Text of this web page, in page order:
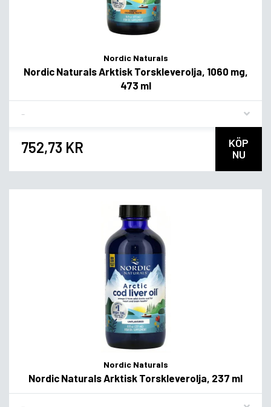
Nordic Naturals
Nordic Naturals Arktisk Torskleverolja, 1060 mg,
473 ml
752,73 KR
KÖP
NU
Nordic Naturals
Nordic Naturals Arktisk Torskleverolja, 237 ml